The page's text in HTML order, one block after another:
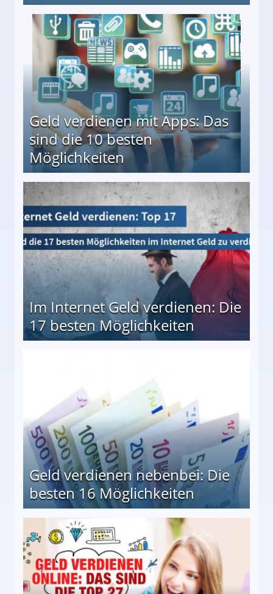
↻ Täglich neue Produkttests
Geld verdienen mit Apps: Das
sind die 10 besten
Möglichkeiten
besten Möglichkeiten
Im Internet Geld verdienen: Die
17 besten Möglichkeiten
Geld verdienen nebenbei: Die
besten 16 Möglichkeiten